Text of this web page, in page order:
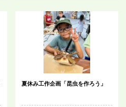
夏休み工作企画「昆虫を作ろう」